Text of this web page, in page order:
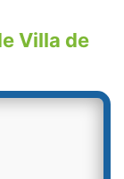
Villa de